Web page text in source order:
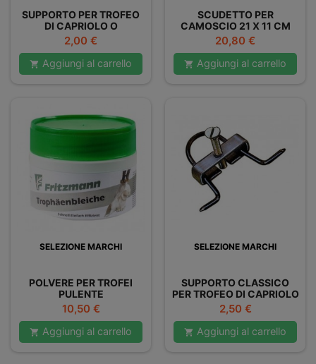
SUPPORTO PER TROFEO
DI CAPRIOLO O
CAMOSCIO
Prezzo
2,00 €
 Aggiungi al carrello
SCUDETTO PER
CAMOSCIO 21 X 11 CM
Prezzo
20,80 €
 Aggiungi al carrello
SELEZIONE MARCHI
POLVERE PER TROFEI
PULENTE
Prezzo
10,50 €
 Aggiungi al carrello
SELEZIONE MARCHI
SUPPORTO CLASSICO
PER TROFEO DI CAPRIOLO
CAMOSCIO
Prezzo
2,50 €
 Aggiungi al carrello